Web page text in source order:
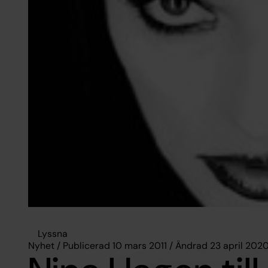
Lyssna
Nyhet / Publicerad 10 mars 2011 / Ändrad 23 april